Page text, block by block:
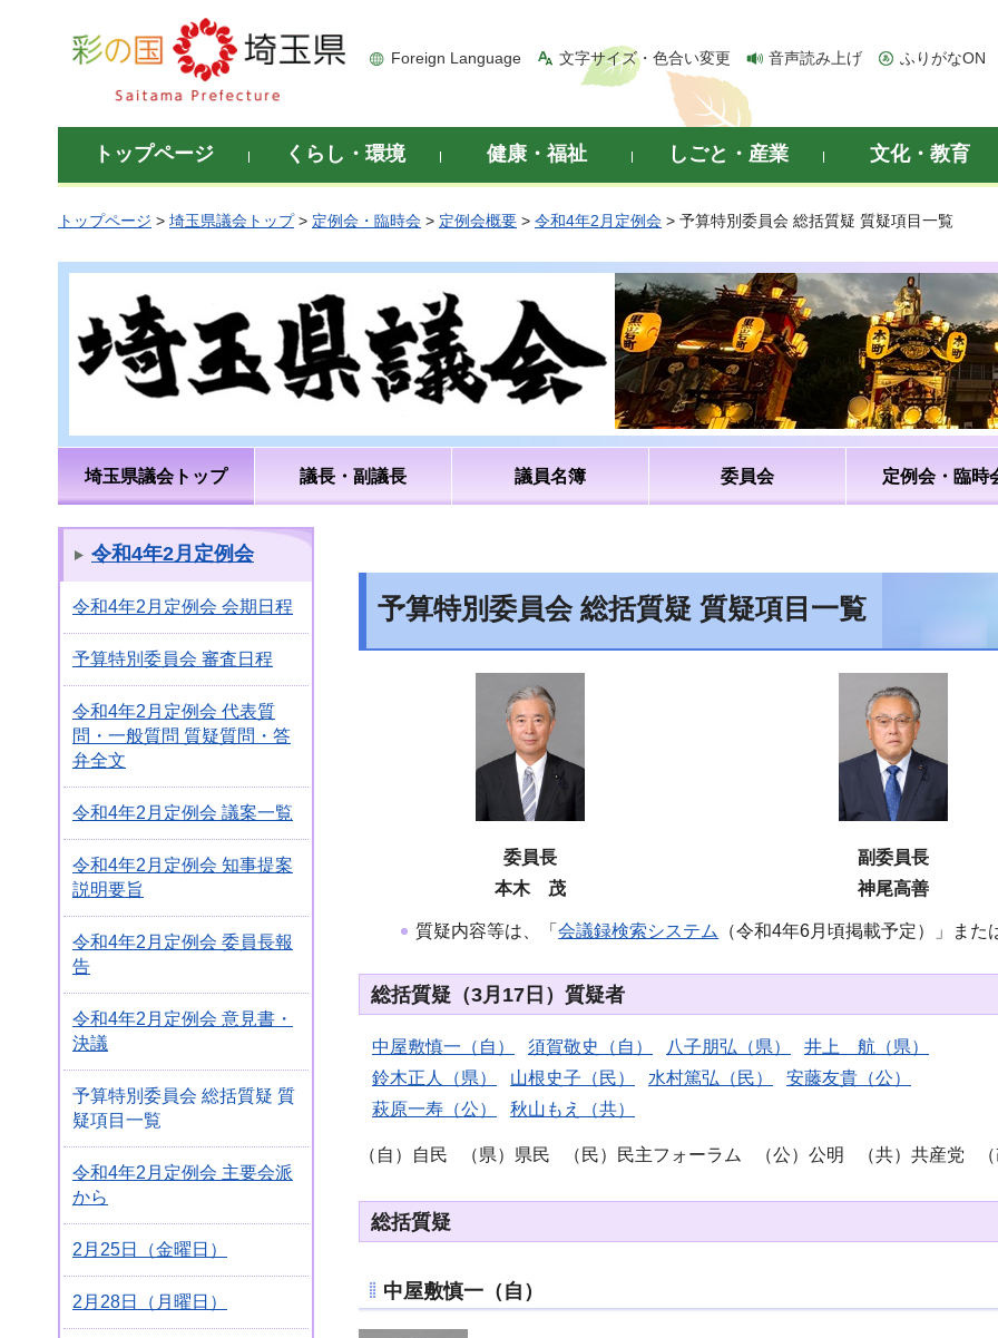
彩の国 埼玉県
Foreign Language 文字サイズ・色合い変更 音声読み上げ ふりがなON
トップページ くらし・環境 健康・福祉 しごと・産業 文化・教育
トップページ > 埼玉県議会トップ> 定例会・臨時会 > 定例会概要 > 令和4年2月定例会 > 予算特別委員会 総括質疑 質疑項目一覧
埼玉県議会トップ 議長・副議長 議員名簿 委員会 定例会・臨時
令和4年2月定例会
令和4年2月定例会 会期日程
予算特別委員会 審査日程
令和4年2月定例会 代表質
問・一般質問 質疑質問・答
弁全文
令和4年2月定例会 議案一覧
令和4年2月定例会 知事提案
説明要旨
令和4年2月定例会 委員長報
告
令和4年2月定例会 意見書・
決議
予算特別委員会 総括質疑 質
疑項目一覧
令和4年2月定例会 主要会派
から
2月25日（金曜日）
2月28日（月曜日）
予算特別委員会 総括質疑 質疑項目一覧
委員長
本木 茂
副委員長
神尾高善
質疑内容等は、「会議録検索システム （令和4年6月頃掲載予定）」また
総括質疑（3月17日）質疑者
中屋敷慎一（自） 須賀敬史（自） 八子朋弘（県）
井上 航（県）
鈴木正人（県）
山根史子（民） 水村篤弘（民）
安藤友貴（公）
萩原一寿（公）
秋山もえ（共）
（自）自民 （県）県民 （民）民主フォーラム （公）公明 （共）共産党 （
総括質疑
中屋敷慎一 （自）